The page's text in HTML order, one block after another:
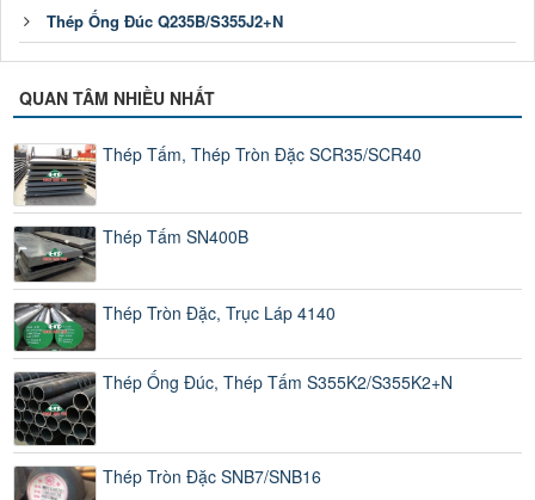
Thép Ống Đúc Q235B/S355J2+N
QUAN TÂM NHIỀU NHẤT
Thép Tấm, Thép Tròn Đặc SCR35/SCR40
Thép Tấm SN400B
Thép Tròn Đặc, Trục Láp 4140
Thép Ống Đúc, Thép Tấm S355K2/S355K2+N
Thép Tròn Đặc SNB7/SNB16